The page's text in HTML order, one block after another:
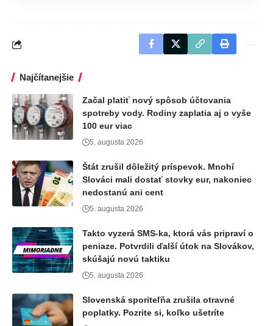
Najčítanejšie
Začal platiť nový spôsob účtovania
spotreby vody. Rodiny zaplatia aj o vyše
100 eur viac
5. augusta 2026
Štát zrušil dôležitý príspevok. Mnohí
Slováci mali dostať stovky eur, nakoniec
nedostanú ani cent
5. augusta 2026
Takto vyzerá SMS-ka, ktorá vás pripraví o
peniaze. Potvrdili ďalší útok na Slovákov,
skúšajú novú taktiku
5. augusta 2026
Slovenská sporiteľňa zrušila otravné
poplatky. Pozrite si, koľko ušetríte